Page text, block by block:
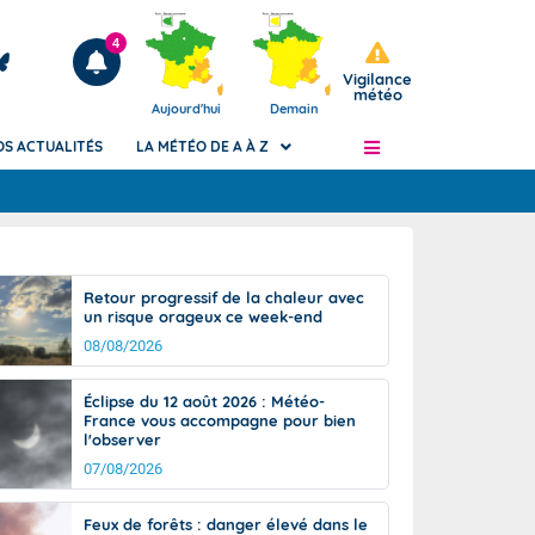
Articles
4
Aujourd'hui Demain
Vigilance
météo
de
Phénomènes dangereux de J+2 à J+7
Avertissement pluies intenses à l'échelle
des communes (Apic)
Bulletins Marine
Bulletins d'estimation du risque
d'avalanche
Météo des forêts
Vigicrues
ACTUALITÉS LA MÉTÉO DE A À Z
Retour progressif de la chaleur avec
un risque orageux ce week-end
08/08/2026
Éclipse du 12 août 2026 : Météo-
France vous accompagne pour bien
l'observer
07/08/2026
Feux de forêts : danger élevé dans le